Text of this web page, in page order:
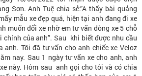
Sơn. Anh Tuệ chia sẻ:”A thấy bài quảng
mẫu xe đẹp quá, hiện tại anh đang đi xe
muốn đổi xe nhờ em tư vấn dòng xe 5 chỗ
của anh”. Sau khi biết được nhu cầu
anh. Tôi đã tư vấn cho anh chiếc xe Veloz
nay. Sau 1 ngày tư vấn xe cho anh, anh
này. Hôm sau anh gọi cho tôi và có chia